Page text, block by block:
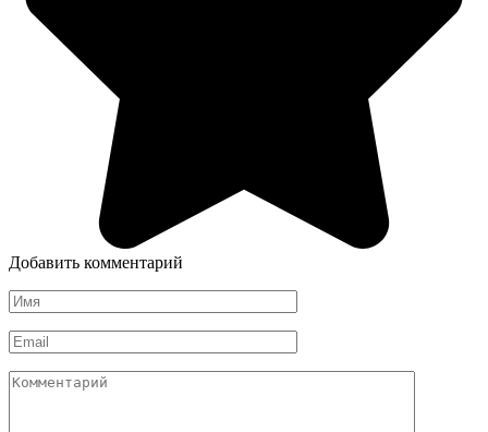
Добавить комментарий
Имя
*
Email
*
Комментарий